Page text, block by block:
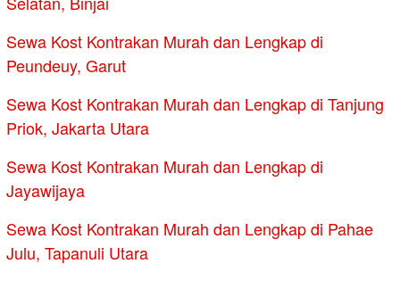
Sewa Kost Kontrakan Murah dan Lengkap di
Peundeuy, Garut
Sewa Kost Kontrakan Murah dan Lengkap di Tanjung
Priok, Jakarta Utara
Sewa Kost Kontrakan Murah dan Lengkap di
Jayawijaya
Sewa Kost Kontrakan Murah dan Lengkap di Pahae
Julu, Tapanuli Utara